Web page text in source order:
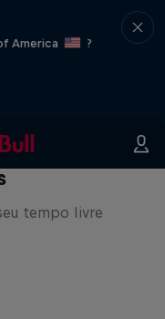
America
?
tempo livre